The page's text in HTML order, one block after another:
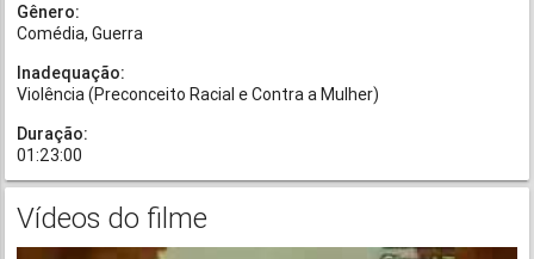
Gênero:
Comédia Guerra
Inadequação:
Violência (Preconceito Racial e Contra a Mulher)
Duração:
01:23:00
Vídeos do filme